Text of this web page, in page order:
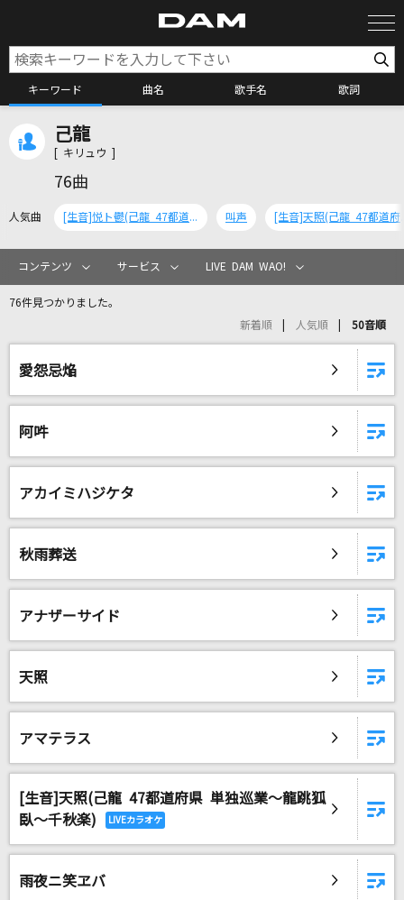
キーワード 曲名 歌手名 歌詞
カラオケリクエスト
春雷
米津玄師
松田聖子
[生音]アゲハ蝶
Super Ball
TOMOO
200%のジュモン
Vaundy
シャルル
バルーン
Chessboard
己龍
[ キリュウ ]
76曲
人気曲 [生音]悦ト鬱(己龍 47都道府県 単独巡業～龍跳狐臥～千秋楽) 叫声
コンテンツ サービス LIVE DAM WAO!
76件見つかりました。
新着順 人気順 50音順
愛怨忌焔
阿吽
アカイミハジケタ
秋雨葬送
アナザーサイド
天照
アマテラス
[生音]天照(己龍 47都道府県 単独巡業～龍跳狐
臥～千秋楽)
雨夜ニ笑ヱバ